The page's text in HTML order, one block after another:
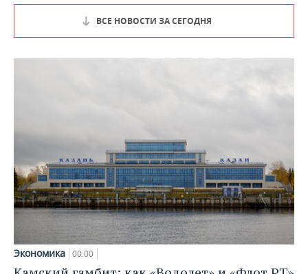
ВСЕ НОВОСТИ ЗА СЕГОДНЯ
Экономика 00:00